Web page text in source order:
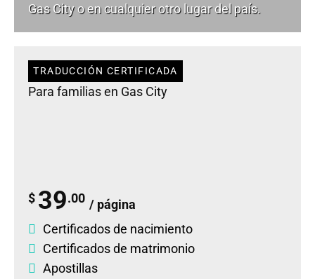
Gas City o en cualquier otro lugar del país.
TRADUCCIÓN CERTIFICADA
Para familias en Gas City
$ 39.00 / página
Certificados de nacimiento
Certificados de matrimonio
Apostillas